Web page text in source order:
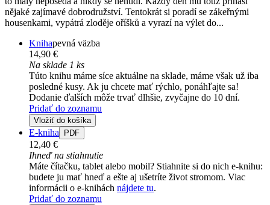
nějaké zajímavé dobrodružství. Tentokrát si poradí se zákeřnými
housenkami, vypátrá zloděje oříšků a vyrazí na výlet do...
Knihapevná väzba
14,90 €
Na sklade 1 ks
Túto knihu máme síce aktuálne na sklade, máme však už iba
posledné kusy. Ak ju chcete mať rýchlo, ponáhľajte sa!
Dodanie ďalších môže trvať dlhšie, zvyčajne do 10 dní.
Pridať do zoznamu
Vložiť do košíka
E-kniha PDF
12,40 €
Ihneď na stiahnutie
Máte čítačku, tablet alebo mobil? Stiahnite si do nich e-knihu:
budete ju mať hneď a ešte aj ušetríte život stromom. Viac
informácii o e-knihách nájdete tu.
Pridať do zoznamu